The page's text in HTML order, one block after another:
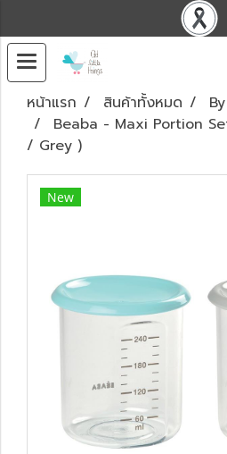
หน้าแรก สินค้าทั้งหมด
Beaba - Maxi Portion
/ Grey )
New